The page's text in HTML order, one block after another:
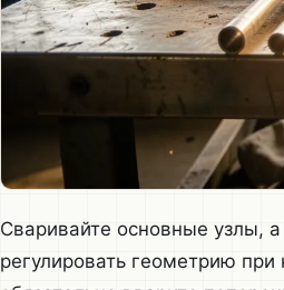
Сваривайте основные узлы,
регулировать геометрию